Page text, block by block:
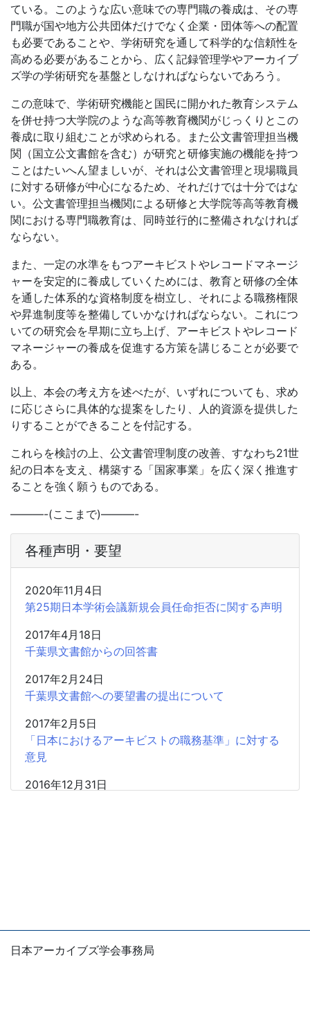
ている。このような広い意味での専門職の養成は、その専
門職が国や地方公共団体だけでなく企業・団体等への配置
も必要であることや、学術研究を通して科学的な信頼性を
高める必要があることから、広く記録管理学やアーカイブ
ズ学の学術研究を基盤としなければならないであろう。
この意味で、学術研究機能と国民に開かれた教育システム
を併せ持つ大学院のような高等教育機関がじっくりとこの
養成に取り組むことが求められる。また公文書管理担当機
関（国立公文書館を含む）が研究と研修実施の機能を持つ
ことはたいへん望ましいが、それは公文書管理と現場職員
に対する研修が中心になるため、それだけでは十分ではな
い。公文書管理担当機関による研修と大学院等高等教育機
関における専門職教育は、同時並行的に整備されなければ
ならない。
また、一定の水準をもつアーキビストやレコードマネージ
ャーを安定的に養成していくためには、教育と研修の全体
を通した体系的な資格制度を樹立し、それによる職務権限
や昇進制度等を整備していかなければならない。これにつ
いての研究会を早期に立ち上げ、アーキビストやレコード
マネージャーの養成を促進する方策を講じることが必要で
ある。
以上、本会の考え方を述べたが、いずれについても、求め
に応じさらに具体的な提案をしたり、人的資源を提供した
りすることができることを付記する。
これらを検討の上、公文書管理制度の改善、すなわち21世
紀の日本を支え、構築する「国家事業」を広く深く推進す
ることを強く願うものである。
———-(ここまで)———-
各種声明・要望
2020年11月4日
第25期日本学術会議新規会員任命拒否に関する声明
2017年4月18日
千葉県文書館からの回答書
2017年2月24日
千葉県文書館への要望書の提出について
2017年2月5日
「日本におけるアーキビストの職務基準」に対する
意見
2016年12月31日
2016年11月10日
日本アーカイブズ学会事務局